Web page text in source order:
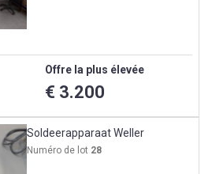
Offre la plus élevée
€ 3.200
Soldeerapparaat Weller
Numéro de lot 28